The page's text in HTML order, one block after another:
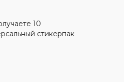
10
стикерпак
сфер
штор